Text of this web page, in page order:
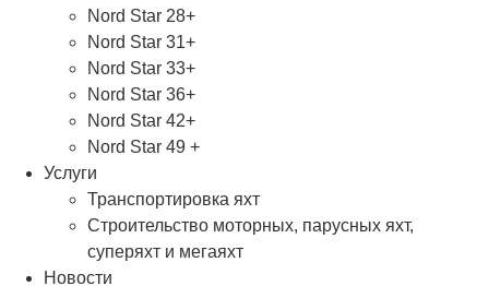
Nord Star 28+
Nord Star 31+
Nord Star 33+
Nord Star 36+
Nord Star 42+
Nord Star 49 +
Услуги
Транспортировка яхт
Строительство моторных, парусных яхт,
суперяхт и мегаяхт
Новости